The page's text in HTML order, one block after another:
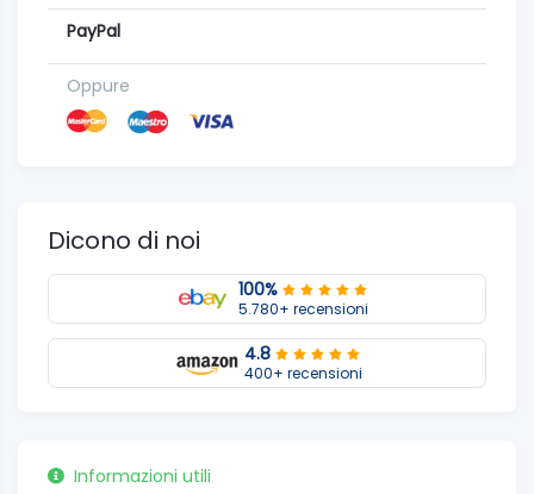
PayPal
Oppure
Dicono di noi
100%
5.780+ recensioni
4.8
400+ recensioni
Informazioni utili